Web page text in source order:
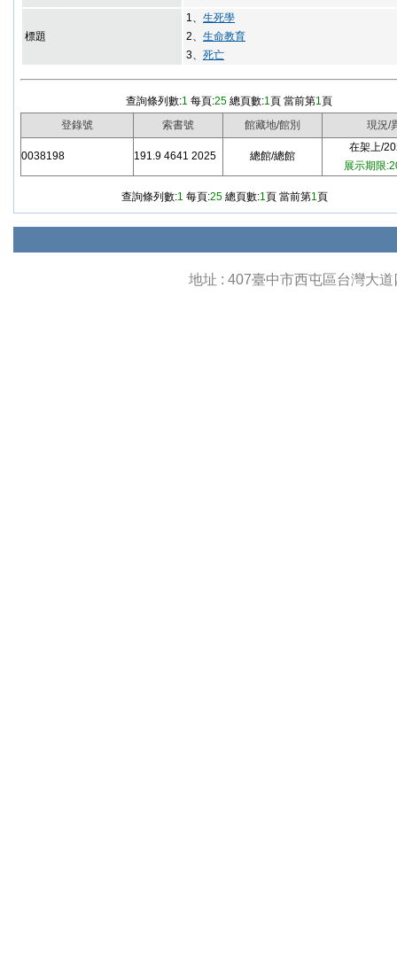
標題
1、 生死學
2、 生命教育
3、 死亡
查詢條列數:1 每頁:25總頁數:1頁 當前第1頁
登錄號
索書號 館藏地/館別 現況/
0038198 191.9 4641 2025 總館/總館
在架上/
展示期限
查詢條列數:1 每頁:25 總頁數:1頁 當前第1頁
地址 : 407臺中市西屯區台灣大